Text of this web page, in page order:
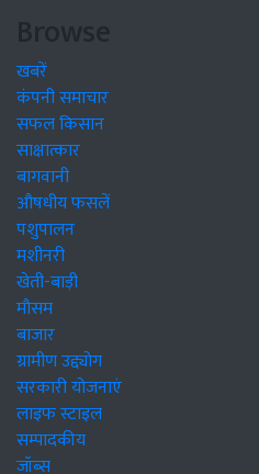
Browse
खबरें
कंपनी समाचार
सफल किसान
साक्षात्कार
बागवानी
औषधीय फसलें
पशुपालन
मशीनरी
खेती-बाड़ी
मौसम
बाजार
ग्रामीण उद्द्योग
सरकारी योजनाएं
लाइफ स्टाइल
सम्पादकीय
जॉब्स